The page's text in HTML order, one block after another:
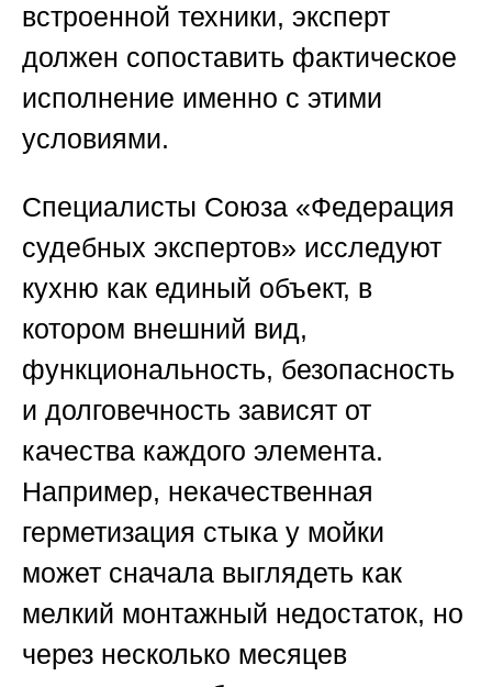
встроенной техники, эксперт
должен сопоставить фактическое
исполнение именно с этими
условиями.
Специалисты Союза «Федерация
судебных экспертов» исследуют
кухню как единый объект, в
котором внешний вид,
функциональность, безопасность
и долговечность зависят от
качества каждого элемента.
Например, некачественная
герметизация стыка у мойки
может сначала выглядеть как
мелкий монтажный недостаток, но
через несколько месяцев